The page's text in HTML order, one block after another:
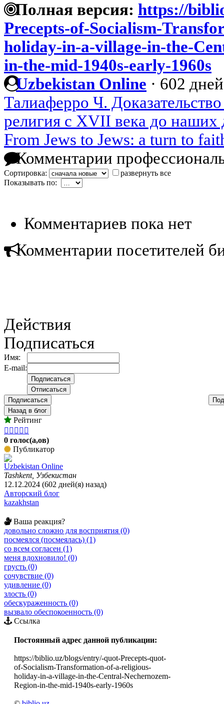
Полная версия: https://
Precepts-of-Socialism-
holiday-in-a-village-in-the-
in-the-mid-1940s-early-1960s
Uzbekistan Online · 602
Талиаферро Ч.
религия с XVII века до наших
From Jews to Jews: a turn to
Комментарии
Сортировка:
развернуть все
Показывать по:
Комментариев пока нет
Комментарии посетителей
Действия
Подписаться
Имя:
E-mail:
Подписаться
Назад в блог
Рейтинг
    
0 голос(а,ов)
Публикатор
Uzbekistan Online
Tashkent, Узбекистан
12.12.2024 (602 дней(я) назад)
Авторский блог
kazakhstan
Ваша реакция?
довольно сложно для восприятия (0)
посмеялся (посмеялась) (1)
со всем согласен (1)
меня вдохновило! (0)
грусть (0)
сочувствие (0)
удивление (0)
злость (0)
обескураженность (0)
вызвало обеспокоенность (0)
Ссылка
Постоянный адрес данной публикации:
https://biblio.uz/blogs/entry/-quot-Precepts-quot-
of-Socialism-Transformation-of-a-religious-
holiday-in-a-village-in-the-Central-Nechernozem-
Region-in-the-mid-1940s-early-1960s